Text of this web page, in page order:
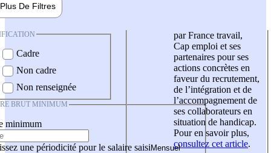
Plus De Filtres
Cadre
Non cadre
Non renseignée
BRUT MINIMUM
minimum
une périodicité pour le salaire saisi
par France travail,
Cap emploi et ses
partenaires pour ses
actions concrètes en
faveur du recrutement,
de l’intégration et de
l’accompagnement de
ses collaborateurs en
situation de handicap.
Pour en savoir plus,
consultez cet article.